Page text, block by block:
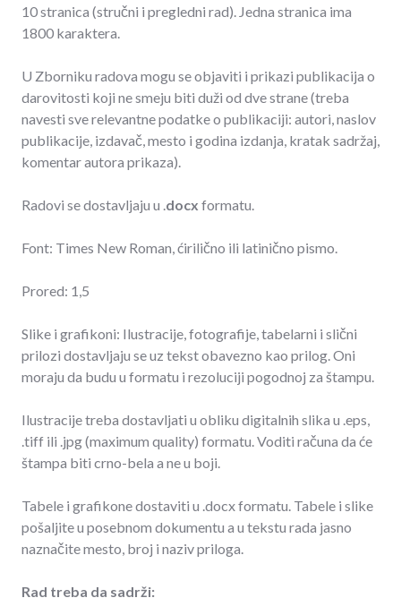
10 stranica (stručni i pregledni rad). Jedna stranica ima
1800 karaktera.
U Zborniku radova mogu se objaviti i prikazi publikacija o
darovitosti koji ne smeju biti duži od dve strane (treba
navesti sve relevantne podatke o publikaciji: autori, naslov
publikacije, izdavač, mesto i godina izdanja, kratak sadržaj,
komentar autora prikaza).
Radovi se dostavljaju u .docx formatu.
Font: Times New Roman, ćirilično ili latinično pismo.
Prored: 1,5
Slike i grafikoni: Ilustracije, fotografije, tabelarni i slični
prilozi dostavljaju se uz tekst obavezno kao prilog. Oni
moraju da budu u formatu i rezoluciji pogodnoj za štampu.
Ilustracije treba dostavljati u obliku digitalnih slika u .eps,
.tiff ili .jpg (maximum quality) formatu. Voditi računa da će
štampa biti crno-bela a ne u boji.
Tabele i grafikone dostaviti u .docx formatu. Tabele i slike
pošaljite u posebnom dokumentu a u tekstu rada jasno
naznačite mesto, broj i naziv priloga.
Rad treba da sadrži: